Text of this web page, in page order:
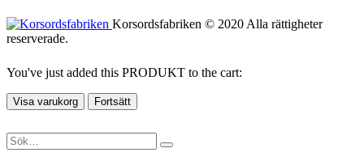
Korsordsfabriken © 2020 Alla rättigheter
reserverade.
You've just added this PRODUKT to the cart:
Visa varukorg Fortsätt